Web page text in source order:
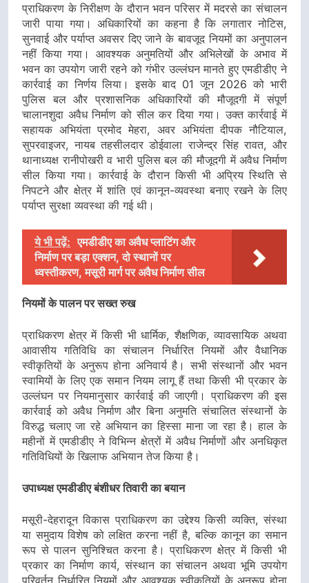
प्राधिकरण के निरीक्षण के दौरान भवन परिसर में मदरसे का संचालन
जारी पाया गया। अधिकारियों का कहना है कि लगातार नोटिस,
सुनवाई और पर्याप्त अवसर दिए जाने के बावजूद नियमों का अनुपालन
नहीं किया गया। आवश्यक अनुमतियों और अभिलेखों के अभाव में
भवन का उपयोग जारी रहने को गंभीर उल्लंघन मानते हुए एमडीडीए ने
कार्रवाई का निर्णय लिया। इसके बाद 01 जून 2026 को भारी
पुलिस बल और प्रशासनिक अधिकारियों की मौजूदगी में संपूर्ण
चालानशुदा अवैध निर्माण को सील कर दिया गया। उक्त कार्रवाई में
सहायक अभियंता प्रमोद मेहरा, अवर अभियंता दीपक नौटियाल,
सुपरवाइजर, नायब तहसीलदार डोईवाला राजेन्द्र सिंह रावत, और
थानाध्यक्ष रानीपोखरी व भारी पुलिस बल की मौजूदगी में अवैध निर्माण
सील किया गया। कार्रवाई के दौरान किसी भी अप्रिय स्थिति से
निपटने और क्षेत्र में शांति एवं कानून-व्यवस्था बनाए रखने के लिए
पर्याप्त सुरक्षा व्यवस्था की गई थी।
ये भी पढ़ें: एमडीडीए का अवैध प्लाटिंग और
निर्माण पर बड़ा एक्शन, दो स्थानों पर
ध्वस्तीकरण, मसूरी मार्ग पर अवैध निर्माण सील
नियमों के पालन पर सख्त रुख
प्राधिकरण क्षेत्र में किसी भी धार्मिक, शैक्षणिक, व्यावसायिक अथवा
आवासीय गतिविधि का संचालन निर्धारित नियमों और वैधानिक
स्वीकृतियों के अनुरूप होना अनिवार्य है। सभी संस्थानों और भवन
स्वामियों के लिए एक समान नियम लागू हैं तथा किसी भी प्रकार के
उल्लंघन पर नियमानुसार कार्रवाई की जाएगी। प्राधिकरण की इस
कार्रवाई को अवैध निर्माण और बिना अनुमति संचालित संस्थानों के
विरुद्ध चलाए जा रहे अभियान का हिस्सा माना जा रहा है। हाल के
महीनों में एमडीडीए ने विभिन्न क्षेत्रों में अवैध निर्माणों और अनधिकृत
गतिविधियों के खिलाफ अभियान तेज किया है।
उपाध्यक्ष एमडीडीए बंशीधर तिवारी का बयान
मसूरी-देहरादून विकास प्राधिकरण का उद्देश्य किसी व्यक्ति, संस्था
या समुदाय विशेष को लक्षित करना नहीं है, बल्कि कानून का समान
रूप से पालन सुनिश्चित करना है। प्राधिकरण क्षेत्र में किसी भी
प्रकार का निर्माण कार्य, संस्थान का संचालन अथवा भूमि उपयोग
परिवर्तन निर्धारित नियमों और आवश्यक स्वीकृतियों के अनुरूप होना